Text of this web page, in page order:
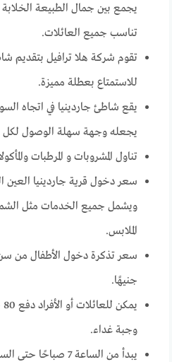
يجمع بين جمال الطبيعة الخلابة
تناسب جميع العائلات.
تقوم شركة هلا ترافيل بتقديم
للاستمتاع بعطلة مميزة.
يجعله وجهة سهلة الوصول لكل
تناول المشروبات و المرطبات
ويشمل جميع الخدمات مثل
الملابس.
جنيهًا.
وجبة غداء.
يبدأ من الساعة 7 صباحًا حتى الساعة 7 مساءً.